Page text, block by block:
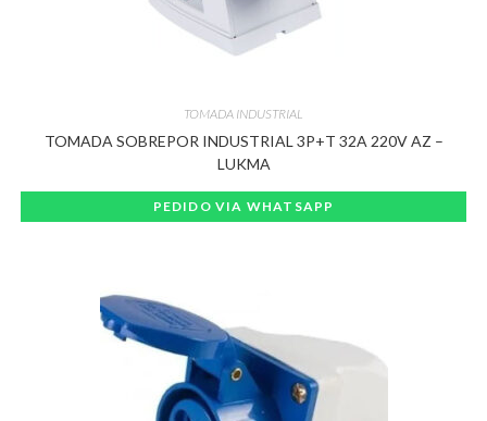
TOMADA INDUSTRIAL
TOMADA SOBREPOR INDUSTRIAL 3P+T 32A 220V AZ –
LUKMA
PEDIDO VIA WHATSAPP